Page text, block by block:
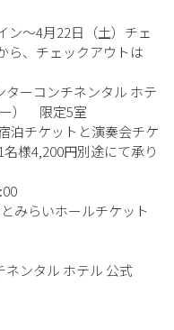
ン～4月22日（土）チェ
ら、チェックアウトは
ーコンチネンタル ホテ
） 限定5室
泊チケットと演奏会チケ
様4,200円別途にて承り
みらいホールチケット
ンタル ホテル 公式